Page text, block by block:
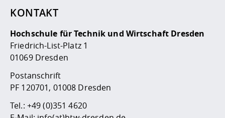
KONTAKT
Hochschule für Technik und Wirtschaft Dresden
Friedrich-List-Platz 1
01069 Dresden
Postanschrift
PF 120701, 01008 Dresden
Tel.: +49 (0)351 4620